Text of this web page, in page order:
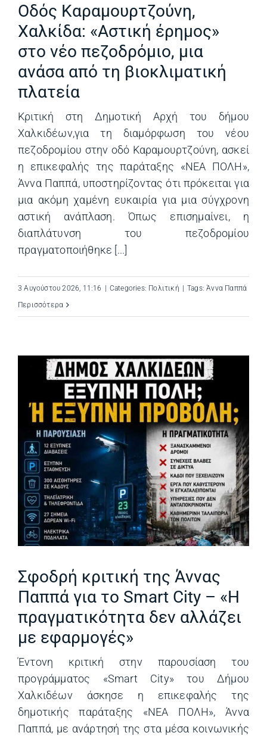
Οδός Καραμουρτζούνη,
Χαλκίδα: «Αστική έρημος»
στο νέο πεζοδρόμιο, μια
ανάσα από τη βιοκλιματική
πλατεία
Κριτική στη Δημοτική Αρχή του δήμου
Χαλκιδέων,για τη διαμόρφωση του νέου
πεζοδρομίου στην οδό Καραμουρτζούνη, ασκεί
η επικεφαλής της παράταξης «ΝΕΑ ΠΟΛΗ»,
Άννα Παππά, υποστηρίζοντας ότι πρόκειται για
μια ακόμη χαμένη ευκαιρία για μια σύγχρονη
αστική ανάπλαση. Όπως επισημαίνει, η
διαπλάτυνση του πεζοδρομίου
πραγματοποιήθηκε [...]
3 Αυγούστου 2026, 11:16 Categories: Πολιτική Tags:Άννα Παππά
Περισσότερα
Σφοδρή κριτική της Άννας
Παππά για το Smart City – «Η
πραγματικότητα δεν αλλάζει
με εφαρμογές»
Έντονη κριτική στην παρουσίαση του
προγράμματος «Smart City» του Δήμου
Χαλκιδέων άσκησε η επικεφαλής της
δημοτικής παράταξης «ΝΕΑ ΠΟΛΗ», Άννα
Παππά, με ανάρτησή της στα μέσα κοινωνικής